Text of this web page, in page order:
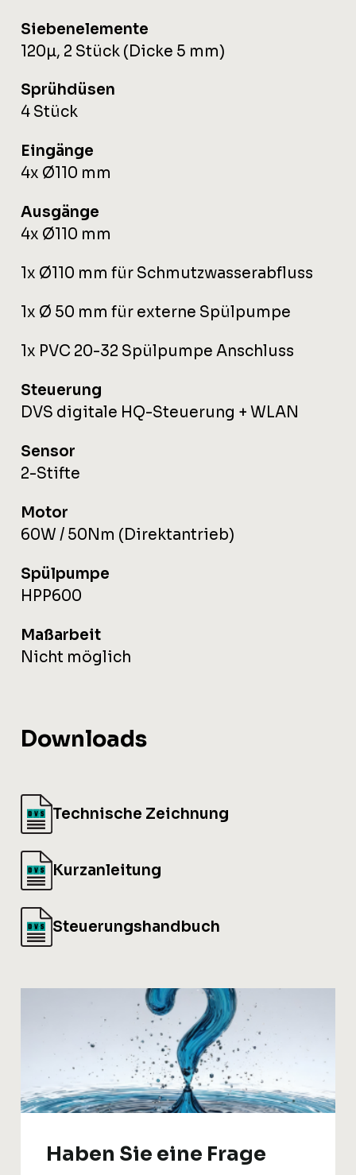
Siebenelemente
120µ, 2 Stück (Dicke 5 mm)
Sprühdüsen
4 Stück
Eingänge
4x Ø110 mm
Ausgänge
4x Ø110 mm
1x Ø110 mm für Schmutzwasserabfluss
1x Ø 50 mm für externe Spülpumpe
1x PVC 20-32 Spülpumpe Anschluss
Steuerung
DVS digitale HQ-Steuerung + WLAN
Sensor
2-Stifte
Motor
60W / 50Nm (Direktantrieb)
Spülpumpe
HPP600
Maßarbeit
Nicht möglich
Downloads
Technische Zeichnung
Kurzanleitung
Steuerungshandbuch
Haben Sie eine Frage